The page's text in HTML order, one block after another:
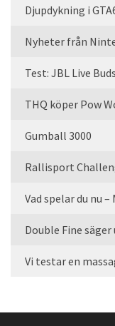
Djupdykning i
Nyheter från
Test: JBL Live
THQ köper Pow
Gumball 3000
Rallisport
Vad spelar du nu
Double Fine
Vi testar en